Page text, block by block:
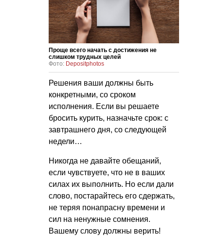
Проще всего начать с достижения не
слишком трудных целей
Фото: Depositphotos
Решения ваши должны быть
конкретными, со сроком
исполнения. Если вы решаете
бросить курить, назначьте срок: с
завтрашнего дня, со следующей
недели…
Никогда не давайте обещаний,
если чувствуете, что не в ваших
силах их выполнить. Но если дали
слово, постарайтесь его сдержать,
не теряя понапрасну времени и
сил на ненужные сомнения.
Вашему слову должны верить!